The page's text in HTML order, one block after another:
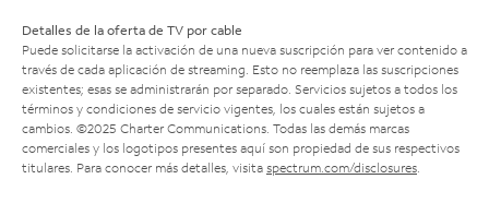
Detalles de la oferta de TV por cable
Puede solicitarse la activación de una nueva suscripción para ver contenido a
través de cada aplicación de streaming. Esto no reemplaza las suscripciones
existentes; esas se administrarán por separado. Servicios sujetos a todos los
términos y condiciones de servicio vigentes, los cuales están sujetos a
cambios. ©2025 Charter Communications. Todas las demás marcas
comerciales y los logotipos presentes aquí son propiedad de sus respectivos
titulares. Para conocer más detalles, visita spectrum.com/disclosures